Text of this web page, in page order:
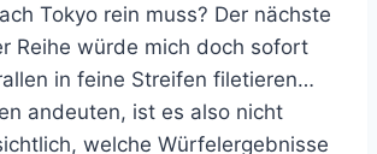
Tokyo rein muss? Der nächste
Reihe würde mich doch sofort
in feine Streifen filetieren…
andeuten, ist es also nicht
welche Würfelergebnisse